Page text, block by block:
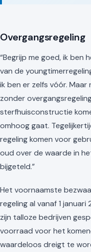
Overgangsregeling
“Begrijp me goed, ik ben
van de
ik ben er zelfs vóór.
zonder
sterfhuisconstructie
omhoog gaat.
regeling komen voor
oud over de waarde in
bijgeteld.”
Het voornaamste
regeling al vanaf 1
zijn talloze bedrijven
voorraad voor het
waardeloos dreigt te